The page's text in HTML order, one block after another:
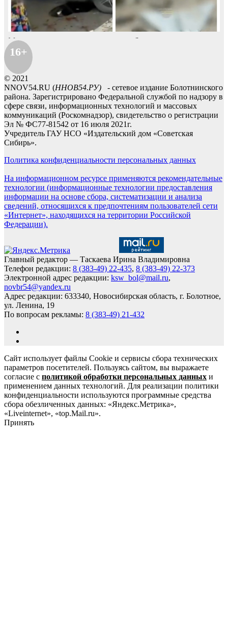
16+
© 2021
NNOV54.RU (ННОВ54.РУ) - сетевое издание Болотнинского
района. Зарегистрировано Федеральной службой по надзору в
сфере связи, информационных технологий и массовых
коммуникаций (Роскомнадзор), свидетельство о регистрации
Эл № ФС77-81542 от 16 июля 2021г.
Учредитель ГАУ НСО «Издательский дом «Советская
Сибирь».
Политика конфиденциальности персональных данных
На информационном ресурсе применяются рекомендательные
технологии (информационные технологии предоставления
информации на основе сбора, систематизации и анализа
сведений, относящихся к предпочтениям пользователей сети
«Интернет», находящихся на территории Российской
Федерации).
Главный редактор — Таскаева Ирина Владимировна
Телефон редакции: 8 (383-49) 22-435, 8 (383-49) 22-373
Электронной адрес редакции: ksw_bol@mail.ru,
novbr54@yandex.ru
Адрес редакции: 633340, Новосибирская область, г. Болотное,
ул. Ленина, 19
По вопросам рекламы: 8 (383-49) 21-432
Сайт использует файлы Cookie и сервисы сбора технических
параметров посетителей. Пользуясь сайтом, вы выражаете
согласие с политикой обработки персональных данных и
применением данных технологий. Для реализации политики
конфиденциальности используются программные средства
сбора обезличенных данных: «Яндекс.Метрика»,
«Liveinternet», «top.Mail.ru».
Принять